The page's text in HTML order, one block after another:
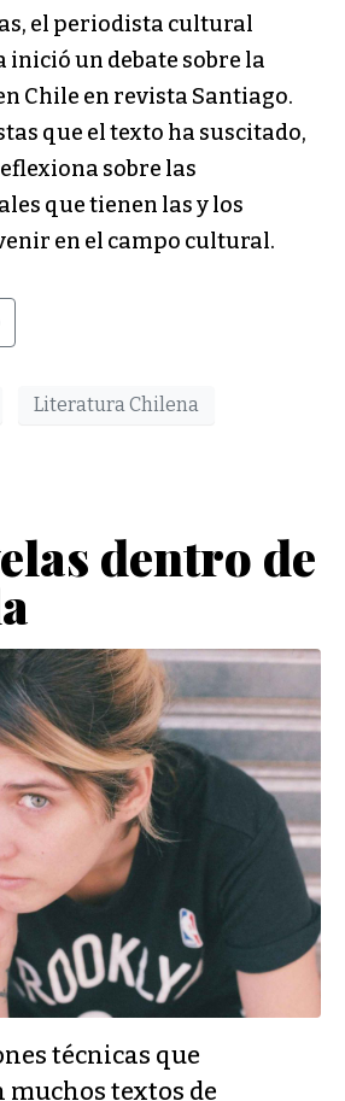
el periodista cultural
inició un debate sobre la
Chile en revista Santiago.
que el texto ha suscitado,
sobre las
que tienen las y los
en el campo cultural.
Literatura Chilena
dentro de
técnicas que
textos de